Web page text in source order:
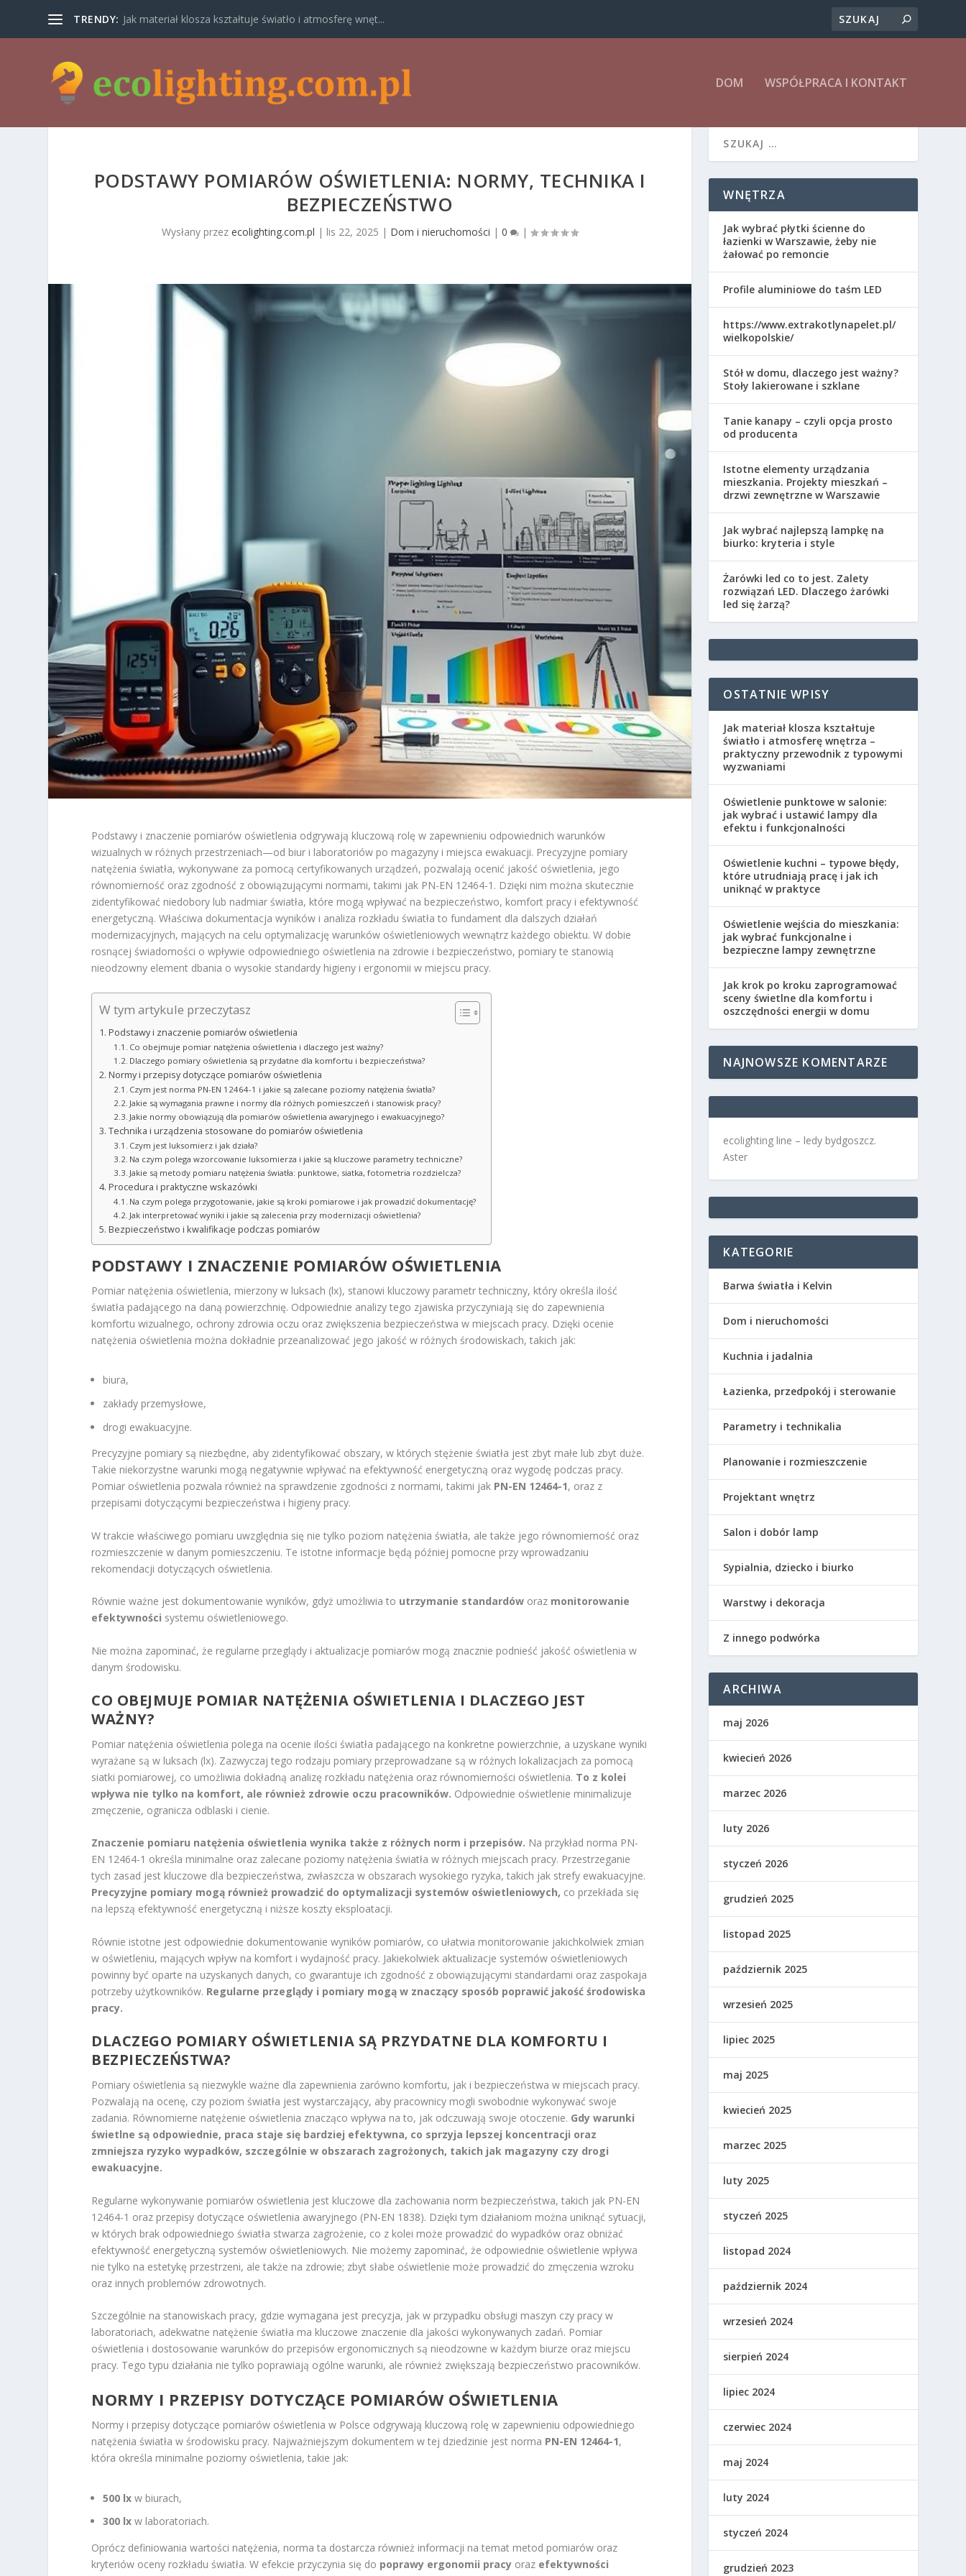
TRENDY: Jak materiał klosza kształtuje światło i atmosferę wnęt...
DOM WSPÓŁPRACA I KONTAKT
PODSTAWY POMIARÓW OŚWIETLENIA: NORMY, TECHNIKA I
BEZPIECZEŃSTWO
Wysłany przezecolighting.com.pl | lis 22, 2025 | Dom i nieruchomości |0 |
Podstawy i znaczenie pomiarów oświetlenia odgrywają kluczową rolę w zapewnieniu odpowiednich warunków
wizualnych w różnych przestrzeniach—od biur i laboratoriów po magazyny i miejsca ewakuacji. Precyzyjne pomiary
natężenia światła, wykonywane za pomocą certyfikowanych urządzeń, pozwalają ocenić jakość oświetlenia, jego
równomierność oraz zgodność z obowiązującymi normami, takimi jak PN-EN 12464-1. Dzięki nim można skutecznie
zidentyfikować niedobory lub nadmiar światła, które mogą wpływać na bezpieczeństwo, komfort pracy i efektywność
energetyczną. Właściwa dokumentacja wyników i analiza rozkładu światła to fundament dla dalszych działań
modernizacyjnych, mających na celu optymalizację warunków oświetleniowych wewnątrz każdego obiektu. W dobie
rosnącej świadomości o wpływie odpowiedniego oświetlenia na zdrowie i bezpieczeństwo, pomiary te stanowią
nieodzowny element dbania o wysokie standardy higieny i ergonomii w miejscu pracy.
W tym artykule przeczytasz
Podstawy i znaczenie pomiarów oświetlenia
Co obejmuje pomiar natężenia oświetlenia i dlaczego jest ważny?
Dlaczego pomiary oświetlenia są przydatne dla komfortu i bezpieczeństwa?
Normy i przepisy dotyczące pomiarów oświetlenia
Czym jest norma PN-EN 12464-1 i jakie są zalecane poziomy natężenia światła?
Jakie są wymagania prawne i normy dla różnych pomieszczeń i stanowisk pracy?
Jakie normy obowiązują dla pomiarów oświetlenia awaryjnego i ewakuacyjnego?
Technika i urządzenia stosowane do pomiarów oświetlenia
Czym jest luksomierz i jak działa?
Na czym polega wzorcowanie luksomierza i jakie są kluczowe parametry techniczne?
Jakie są metody pomiaru natężenia światła: punktowe, siatka, fotometria rozdzielcza?
Procedura i praktyczne wskazówki
Na czym polega przygotowanie, jakie są kroki pomiarowe i jak prowadzić dokumentację?
Jak interpretować wyniki i jakie są zalecenia przy modernizacji oświetlenia?
Bezpieczeństwo i kwalifikacje podczas pomiarów
PODSTAWY I ZNACZENIE POMIARÓW OŚWIETLENIA
Pomiar natężenia oświetlenia, mierzony w luksach (lx), stanowi kluczowy parametr techniczny, który określa ilość
światła padającego na daną powierzchnię. Odpowiednie analizy tego zjawiska przyczyniają się do zapewnienia
komfortu wizualnego, ochrony zdrowia oczu oraz zwiększenia bezpieczeństwa w miejscach pracy. Dzięki ocenie
natężenia oświetlenia można dokładnie przeanalizować jego jakość w różnych środowiskach, takich jak:
biura,
zakłady przemysłowe,
drogi ewakuacyjne.
Precyzyjne pomiary są niezbędne, aby zidentyfikować obszary, w których stężenie światła jest zbyt małe lub zbyt duże.
Takie niekorzystne warunki mogą negatywnie wpływać na efektywność energetyczną oraz wygodę podczas pracy.
Pomiar oświetlenia pozwala również na sprawdzenie zgodności z normami, takimi jak PN-EN 12464-1, oraz z
przepisami dotyczącymi bezpieczeństwa i higieny pracy.
W trakcie właściwego pomiaru uwzględnia się nie tylko poziom natężenia światła, ale także jego równomierność oraz
rozmieszczenie w danym pomieszczeniu. Te istotne informacje będą później pomocne przy wprowadzaniu
rekomendacji dotyczących oświetlenia.
Równie ważne jest dokumentowanie wyników, gdyż umożliwia to utrzymanie standardów oraz monitorowanie
efektywności systemu oświetleniowego.
Nie można zapominać, że regularne przeglądy i aktualizacje pomiarów mogą znacznie podnieść jakość oświetlenia w
danym środowisku.
CO OBEJMUJE POMIAR NATĘŻENIA OŚWIETLENIA I DLACZEGO JEST
WAŻNY?
Pomiar natężenia oświetlenia polega na ocenie ilości światła padającego na konkretne powierzchnie, a uzyskane wyniki
wyrażane są w luksach (lx). Zazwyczaj tego rodzaju pomiary przeprowadzane są w różnych lokalizacjach za pomocą
siatki pomiarowej, co umożliwia dokładną analizę rozkładu natężenia oraz równomierności oświetlenia. To z kolei
wpływa nie tylko na komfort, ale również zdrowie oczu pracowników. Odpowiednie oświetlenie minimalizuje
zmęczenie, ogranicza odblaski i cienie.
Znaczenie pomiaru natężenia oświetlenia wynika także z różnych norm i przepisów. Na przykład norma PN-
EN 12464-1 określa minimalne oraz zalecane poziomy natężenia światła w różnych miejscach pracy. Przestrzeganie
tych zasad jest kluczowe dla bezpieczeństwa, zwłaszcza w obszarach wysokiego ryzyka, takich jak strefy ewakuacyjne.
Precyzyjne pomiary mogą również prowadzić do optymalizacji systemów oświetleniowych, co przekłada się
na lepszą efektywność energetyczną i niższe koszty eksploatacji.
Równie istotne jest odpowiednie dokumentowanie wyników pomiarów, co ułatwia monitorowanie jakichkolwiek zmian
w oświetleniu, mających wpływ na komfort i wydajność pracy. Jakiekolwiek aktualizacje systemów oświetleniowych
powinny być oparte na uzyskanych danych, co gwarantuje ich zgodność z obowiązującymi standardami oraz zaspokaja
potrzeby użytkowników. Regularne przeglądy i pomiary mogą w znaczący sposób poprawić jakość środowiska
pracy.
DLACZEGO POMIARY OŚWIETLENIA SĄ PRZYDATNE DLA KOMFORTU I
BEZPIECZEŃSTWA?
Pomiary oświetlenia są niezwykle ważne dla zapewnienia zarówno komfortu, jak i bezpieczeństwa w miejscach pracy.
Pozwalają na ocenę, czy poziom światła jest wystarczający, aby pracownicy mogli swobodnie wykonywać swoje
zadania. Równomierne natężenie oświetlenia znacząco wpływa na to, jak odczuwają swoje otoczenie. Gdy warunki
świetlne są odpowiednie, praca staje się bardziej efektywna, co sprzyja lepszej koncentracji oraz
zmniejsza ryzyko wypadków, szczególnie w obszarach zagrożonych, takich jak magazyny czy drogi
ewakuacyjne.
Regularne wykonywanie pomiarów oświetlenia jest kluczowe dla zachowania norm bezpieczeństwa, takich jak PN-EN
12464-1 oraz przepisy dotyczące oświetlenia awaryjnego (PN-EN 1838). Dzięki tym działaniom można uniknąć sytuacji,
w których brak odpowiedniego światła stwarza zagrożenie, co z kolei może prowadzić do wypadków oraz obniżać
efektywność energetyczną systemów oświetleniowych. Nie możemy zapominać, że odpowiednie oświetlenie wpływa
nie tylko na estetykę przestrzeni, ale także na zdrowie; zbyt słabe oświetlenie może prowadzić do zmęczenia wzroku
oraz innych problemów zdrowotnych.
Szczególnie na stanowiskach pracy, gdzie wymagana jest precyzja, jak w przypadku obsługi maszyn czy pracy w
laboratoriach, adekwatne natężenie światła ma kluczowe znaczenie dla jakości wykonywanych zadań. Pomiar
oświetlenia i dostosowanie warunków do przepisów ergonomicznych są nieodzowne w każdym biurze oraz miejscu
pracy. Tego typu działania nie tylko poprawiają ogólne warunki, ale również zwiększają bezpieczeństwo pracowników.
NORMY I PRZEPISY DOTYCZĄCE POMIARÓW OŚWIETLENIA
Normy i przepisy dotyczące pomiarów oświetlenia w Polsce odgrywają kluczową rolę w zapewnieniu odpowiedniego
natężenia światła w środowisku pracy. Najważniejszym dokumentem w tej dziedzinie jest norma PN-EN 12464-1,
która określa minimalne poziomy oświetlenia, takie jak:
500 lx w biurach,
300 lx w laboratoriach.
Oprócz definiowania wartości natężenia, norma ta dostarcza również informacji na temat metod pomiarów oraz
kryteriów oceny rozkładu światła. W efekcie przyczynia się do poprawy ergonomii pracy oraz efektywności
WNĘTRZA
Jak wybrać płytki ścienne do
łazienki w Warszawie, żeby nie
żałować po remoncie
Profile aluminiowe do taśm LED
https://www.extrakotlynapelet.pl/
wielkopolskie/
Stół w domu, dlaczego jest ważny?
Stoły lakierowane i szklane
Tanie kanapy – czyli opcja prosto
od producenta
Istotne elementy urządzania
mieszkania. Projekty mieszkań –
drzwi zewnętrzne w Warszawie
Jak wybrać najlepszą lampkę na
biurko: kryteria i style
Żarówki led co to jest. Zalety
rozwiązań LED. Dlaczego żarówki
led się żarzą?
OSTATNIE WPISY
Jak materiał klosza kształtuje
światło i atmosferę wnętrza –
praktyczny przewodnik z typowymi
wyzwaniami
Oświetlenie punktowe w salonie:
jak wybrać i ustawić lampy dla
efektu i funkcjonalności
Oświetlenie kuchni – typowe błędy,
które utrudniają pracę i jak ich
uniknąć w praktyce
Oświetlenie wejścia do mieszkania:
jak wybrać funkcjonalne i
bezpieczne lampy zewnętrzne
Jak krok po kroku zaprogramować
sceny świetlne dla komfortu i
oszczędności energii w domu
NAJNOWSZE KOMENTARZE
ecolighting line – ledy bydgoszcz.
Aster
KATEGORIE
Barwa światła i Kelvin
Dom i nieruchomości
Kuchnia i jadalnia
Łazienka, przedpokój i sterowanie
Parametry i technikalia
Planowanie i rozmieszczenie
Projektant wnętrz
Salon i dobór lamp
Sypialnia, dziecko i biurko
Warstwy i dekoracja
Z innego podwórka
ARCHIWA
maj 2026
kwiecień 2026
marzec 2026
luty 2026
styczeń 2026
grudzień 2025
listopad 2025
październik 2025
wrzesień 2025
lipiec 2025
maj 2025
kwiecień 2025
marzec 2025
luty 2025
styczeń 2025
listopad 2024
październik 2024
wrzesień 2024
sierpień 2024
lipiec 2024
czerwiec 2024
maj 2024
luty 2024
styczeń 2024
grudzień 2023